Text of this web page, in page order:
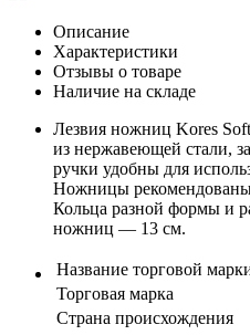
Описание
Характеристики
Отзывы о товаре
Наличие на складе
Лезвия ножниц Kores
из нержавеющей стали,
ручки удобны для
Ножницы
Кольца разной формы и
ножниц — 13 см.
Название торговой
Торговая марка
Страна происхождения